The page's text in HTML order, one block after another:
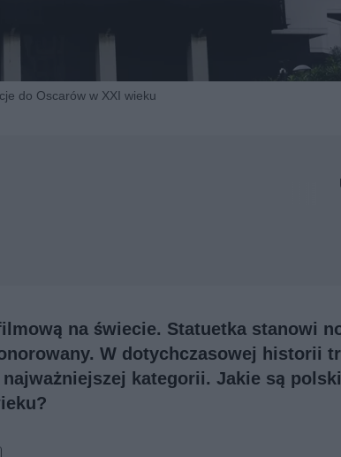
do Oscarów w XXI wieku
na świecie. Statuetka stanowi
W dotychczasowej historii
kategorii. Jakie są